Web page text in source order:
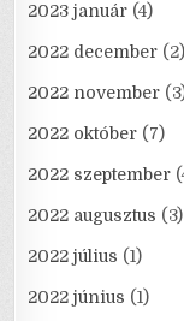
2023 január (4)
2022 december (2)
2022 november
2022 október (7)
2022 szeptember
2022 augusztus (3)
2022 július (1)
2022 június (1)